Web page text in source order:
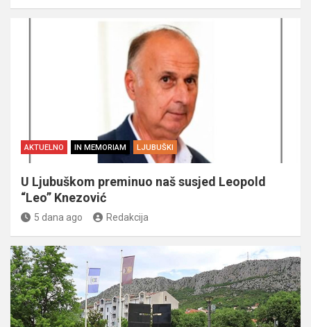
AKTUELNO IN MEMORIAM LJUBUŠKI
U Ljubuškom preminuo naš susjed Leopold
“Leo” Knezović
5 dana ago Redakcija